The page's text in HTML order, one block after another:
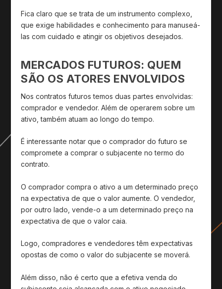
Fica claro que se trata de um instrumento complexo,
que exige habilidades e conhecimento para manuseá-
las com cuidado e atingir os objetivos desejados.
MERCADOS FUTUROS: QUEM
SÃO OS ATORES ENVOLVIDOS
Nos contratos futuros temos duas partes envolvidas:
comprador e vendedor. Além de operarem sobre um
ativo, também atuam ao longo do tempo.
É interessante notar que o comprador do futuro se
compromete a comprar o subjacente no termo do
contrato.
O comprador compra o ativo a um determinado preço
na expectativa de que o valor aumente. O vendedor,
por outro lado, vende-o a um determinado preço na
expectativa de que o valor caia.
Logo, compradores e vendedores têm expectativas
opostas de como o valor do subjacente se moverá.
Além disso, não é certo que a efetiva venda do